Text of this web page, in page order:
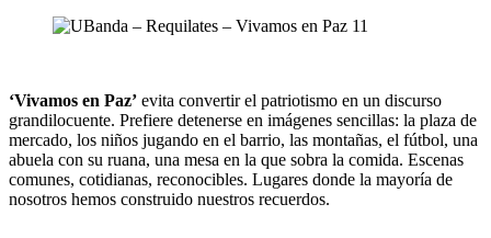
‘Vivamos en Paz’ evita convertir el patriotismo en un discurso
grandilocuente. Prefiere detenerse en imágenes sencillas: la plaza de
mercado, los niños jugando en el barrio, las montañas, el fútbol, una
abuela con su ruana, una mesa en la que sobra la comida. Escenas
comunes, cotidianas, reconocibles. Lugares donde la mayoría de
nosotros hemos construido nuestros recuerdos.